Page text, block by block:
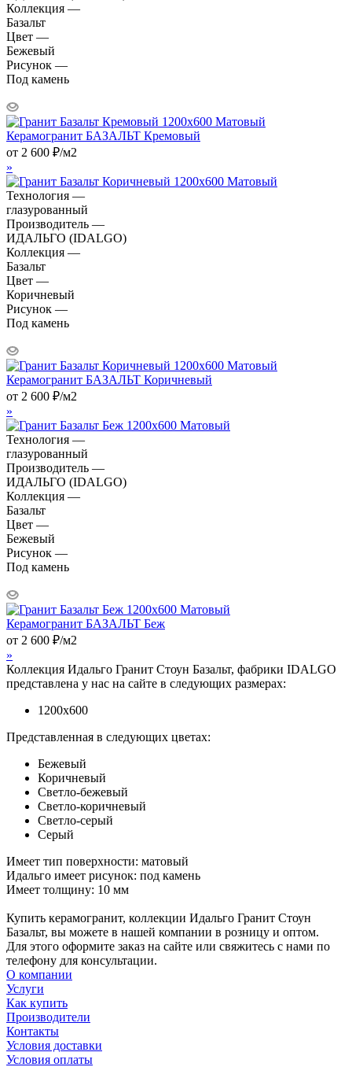
Коллекция —
Базальт
Цвет —
Бежевый
Рисунок —
Под камень
Керамогранит БАЗАЛЬТ Кремовый
от 2 600 ₽/м2
»
Технология —
глазурованный
Производитель —
ИДАЛЬГО (IDALGO)
Коллекция —
Базальт
Цвет —
Коричневый
Рисунок —
Под камень
Керамогранит БАЗАЛЬТ Коричневый
от 2 600 ₽/м2
»
Технология —
глазурованный
Производитель —
ИДАЛЬГО (IDALGO)
Коллекция —
Базальт
Цвет —
Бежевый
Рисунок —
Под камень
Керамогранит БАЗАЛЬТ Беж
от 2 600 ₽/м2
»
Коллекция Идальго Гранит Стоун Базальт, фабрики IDALGO
представлена у нас на сайте в следующих размерах:
1200x600
Представленная в следующих цветах:
Бежевый
Коричневый
Светло-бежевый
Светло-коричневый
Светло-серый
Серый
Имеет тип поверхности: матовый
Идальго имеет рисунок: под камень
Имеет толщину: 10 мм
Купить керамогранит, коллекции Идальго Гранит Стоун
Базальт, вы можете в нашей компании в розницу и оптом.
Для этого оформите заказ на сайте или свяжитесь с нами по
телефону для консультации.
О компании
Услуги
Как купить
Производители
Контакты
Условия доставки
Условия оплаты